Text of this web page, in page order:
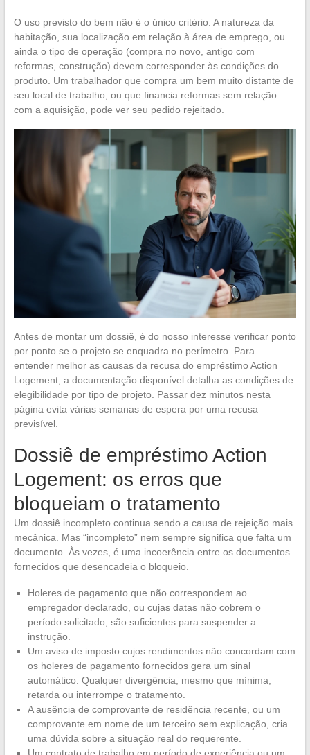
O uso previsto do bem não é o único critério. A natureza da
habitação, sua localização em relação à área de emprego, ou
ainda o tipo de operação (compra no novo, antigo com
reformas, construção) devem corresponder às condições do
produto. Um trabalhador que compra um bem muito distante de
seu local de trabalho, ou que financia reformas sem relação
com a aquisição, pode ver seu pedido rejeitado.
Antes de montar um dossiê, é do nosso interesse verificar ponto
por ponto se o projeto se enquadra no perímetro. Para
entender melhor as causas da recusa do empréstimo Action
Logement, a documentação disponível detalha as condições de
elegibilidade por tipo de projeto. Passar dez minutos nesta
página evita várias semanas de espera por uma recusa
previsível.
Dossiê de empréstimo Action
Logement: os erros que
bloqueiam o tratamento
Um dossiê incompleto continua sendo a causa de rejeição mais
mecânica. Mas “incompleto” nem sempre significa que falta um
documento. Às vezes, é uma incoerência entre os documentos
fornecidos que desencadeia o bloqueio.
Holeres de pagamento que não correspondem ao
empregador declarado, ou cujas datas não cobrem o
período solicitado, são suficientes para suspender a
instrução.
Um aviso de imposto cujos rendimentos não concordam com
os holeres de pagamento fornecidos gera um sinal
automático. Qualquer divergência, mesmo que mínima,
retarda ou interrompe o tratamento.
A ausência de comprovante de residência recente, ou um
comprovante em nome de um terceiro sem explicação, cria
uma dúvida sobre a situação real do requerente.